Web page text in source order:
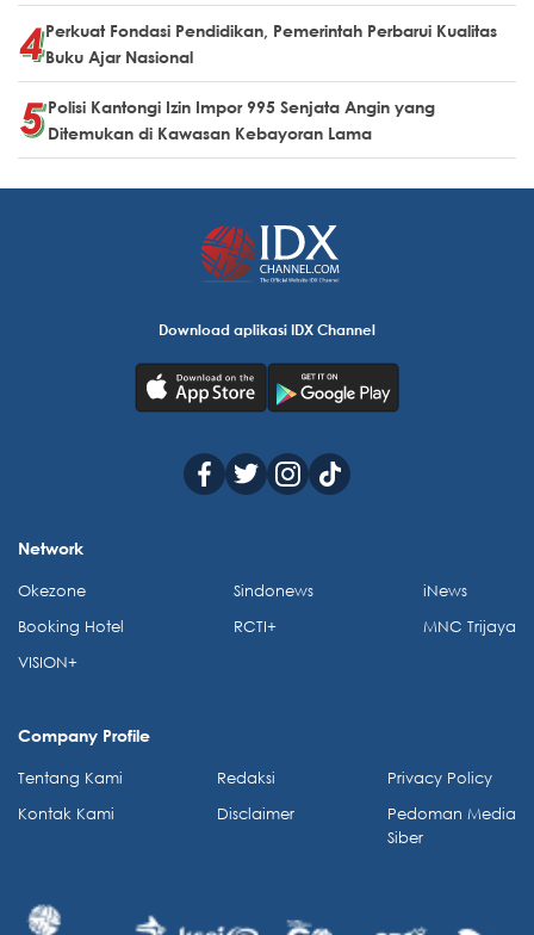
Perkuat Fondasi Pendidikan, Pemerintah Perbarui Kualitas
Buku Ajar Nasional
Polisi Kantongi Izin Impor 995 Senjata Angin yang
Ditemukan di Kawasan Kebayoran Lama
Download aplikasi IDX Channel
Network
Okezone
Booking Hotel
VISION+
Sindonews
RCTI+
iNews
MNC Trijaya
Company Profile
Tentang Kami
Kontak Kami
Redaksi
Disclaimer
Privacy Policy
Pedoman Media
Siber